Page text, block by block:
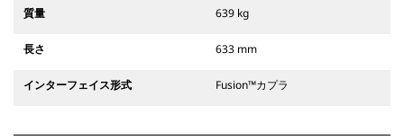
質量 639 kg
長さ 633 mm
インターフェイス形式 Fusion™カプラ